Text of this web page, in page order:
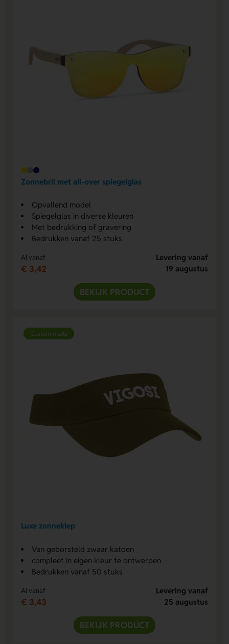
Zonnebril met all-over spiegelglas
Opvallend model
Spiegelglas in diverse kleuren
Met bedrukking of gravering
Bedrukken vanaf 25 stuks
Al vanaf
€ 3,42
Levering vanaf
19 augustus
BEKIJK PRODUCT
Custom made
Luxe zonneklep
Van geborsteld zwaar katoen
compleet in eigen kleur te ontwerpen
Bedrukken vanaf 50 stuks
Al vanaf
€ 3,43
Levering vanaf
25 augustus
BEKIJK PRODUCT